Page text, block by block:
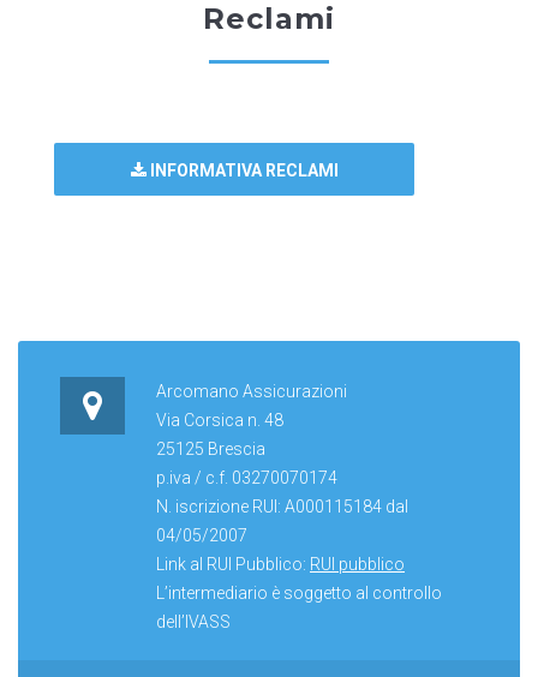
Reclami
INFORMATIVA RECLAMI
Arcomano Assicurazioni
Via Corsica n. 48
25125 Brescia
p.iva / c.f. 03270070174
N. iscrizione RUI: A000115184 dal
04/05/2007
Link al RUI Pubblico: RUI pubblico
L’intermediario è soggetto al controllo
dell’IVASS